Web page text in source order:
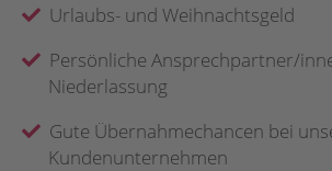
Urlaubs- und Weihnachtsgeld
Persönliche Ansprechpartner/
Niederlassung
Gute Übernahmechancen bei
Kundenunternehmen